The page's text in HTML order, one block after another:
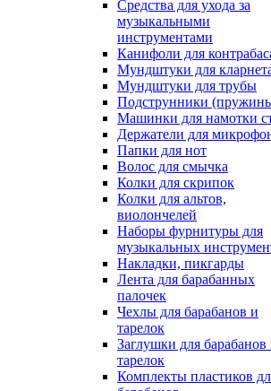
Средства для ухода за
музыкальными
инструментами
Канифоли для
Мундштуки для
Мундштуки для трубы
Подструнники
Машинки для намотки
Держатели для
Папки для нот
Волос для смычка
Колки для скрипок
Колки для альтов,
виолончелей
Наборы фурнитуры для
музыкальных
Накладки, пикгарды
Лента для барабанных
палочек
Чехлы для барабанов и
тарелок
Заглушки для барабанов
тарелок
Комплекты пластиков